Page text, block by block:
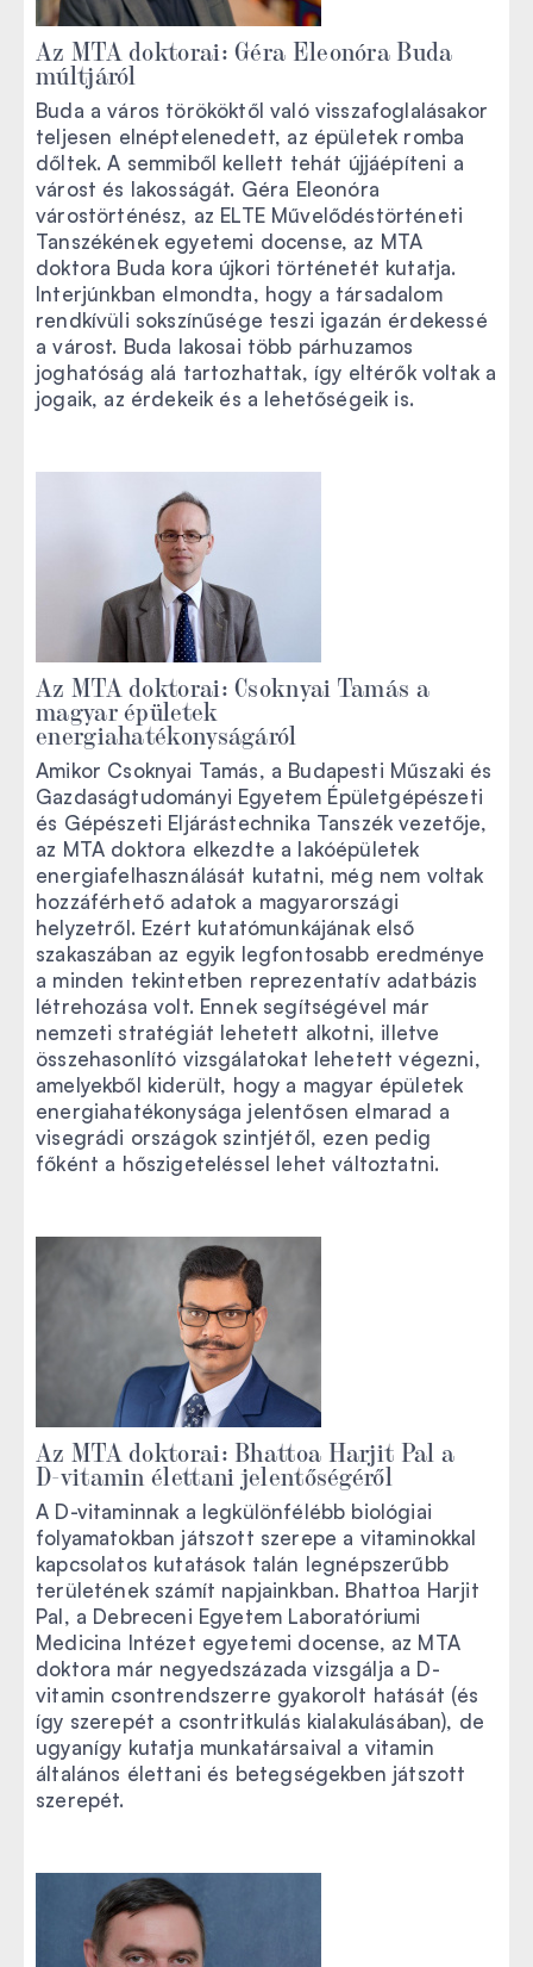
Az MTA doktorai: Géra Eleonóra Buda
múltjáról
Buda a város törököktől való visszafoglalásakor
teljesen elnéptelenedett, az épületek romba
dőltek. A semmiből kellett tehát újjáépíteni a
várost és lakosságát. Géra Eleonóra
várostörténész, az ELTE Művelődéstörténeti
Tanszékének egyetemi docense, az MTA
doktora Buda kora újkori történetét kutatja.
Interjúnkban elmondta, hogy a társadalom
rendkívüli sokszínűsége teszi igazán érdekessé
a várost. Buda lakosai több párhuzamos
joghatóság alá tartozhattak, így eltérők voltak a
jogaik, az érdekeik és a lehetőségeik is.
Az MTA doktorai: Csoknyai Tamás a
magyar épületek
energiahatékonyságáról
Amikor Csoknyai Tamás, a Budapesti Műszaki és
Gazdaságtudományi Egyetem Épületgépészeti
és Gépészeti Eljárástechnika Tanszék vezetője,
az MTA doktora elkezdte a lakóépületek
energiafelhasználását kutatni, még nem voltak
hozzáférhető adatok a magyarországi
helyzetről. Ezért kutatómunkájának első
szakaszában az egyik legfontosabb eredménye
a minden tekintetben reprezentatív adatbázis
létrehozása volt. Ennek segítségével már
nemzeti stratégiát lehetett alkotni, illetve
összehasonlító vizsgálatokat lehetett végezni,
amelyekből kiderült, hogy a magyar épületek
energiahatékonysága jelentősen elmarad a
visegrádi országok szintjétől, ezen pedig
főként a hőszigeteléssel lehet változtatni.
Az MTA doktorai: Bhattoa Harjit Pal a
D-vitamin élettani jelentőségéről
A D-vitaminnak a legkülönfélébb biológiai
folyamatokban játszott szerepe a vitaminokkal
kapcsolatos kutatások talán legnépszerűbb
területének számít napjainkban. Bhattoa Harjit
Pal, a Debreceni Egyetem Laboratóriumi
Medicina Intézet egyetemi docense, az MTA
doktora már negyedszázada vizsgálja a D-
vitamin csontrendszerre gyakorolt hatását (és
így szerepét a csontritkulás kialakulásában), de
ugyanígy kutatja munkatársaival a vitamin
általános élettani és betegségekben játszott
szerepét.